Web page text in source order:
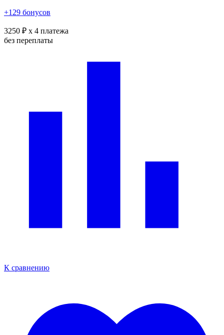
+129 бонусов
3250 ₽ x 4 платежа
без переплаты
К сравнению